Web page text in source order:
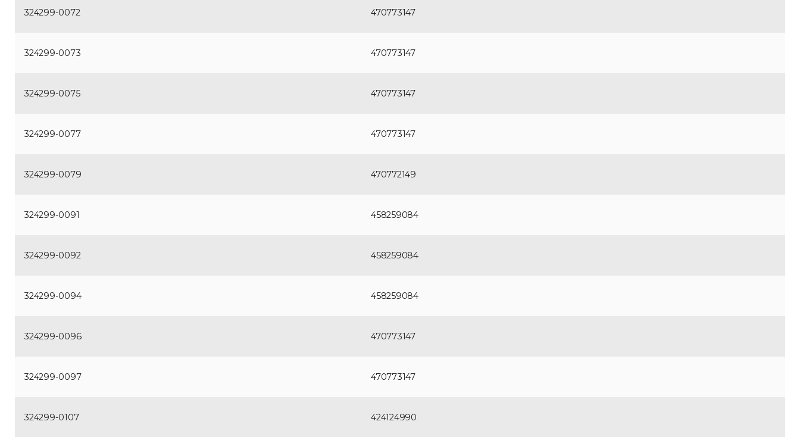
324299-0072 470773147
324299-0073 470773147
324299-0075 470773147
324299-0077 470773147
324299-0079 470772149
324299-0091 458259084
324299-0092 458259084
324299-0094 458259084
324299-0096 470773147
324299-0097 470773147
324299-0107 424124990